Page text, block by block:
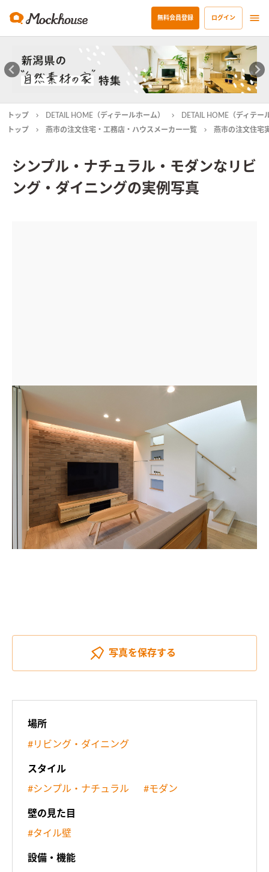
無料会員登録 ログイン
トップ DETAIL HOME（ディテールホーム）
DETAIL HOME（ディテ
トップ
燕市の注文住宅・工務店・ハウスメーカー一覧 燕市の注文住宅
シンプル・ナチュラル・モダンなリビ
ング・ダイニングの実例写真
階段手すり下の壁を活用して雑貨などを飾れるニッチを
4つ設置。背面までくりぬいたりクロスを貼るなど、メリ
ハリをつけてリビングに彩りを添える
写真を保存する
場所
#リビング・ダイニング
スタイル
#シンプル・ナチュラル #モダン
壁の見た目
#タイル壁
設備・機能